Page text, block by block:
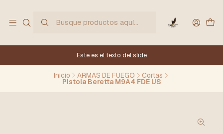
Este es el texto del slide
Inicio ARMAS DE FUEGO Cortas
Pistola Beretta M9A4 FDE US